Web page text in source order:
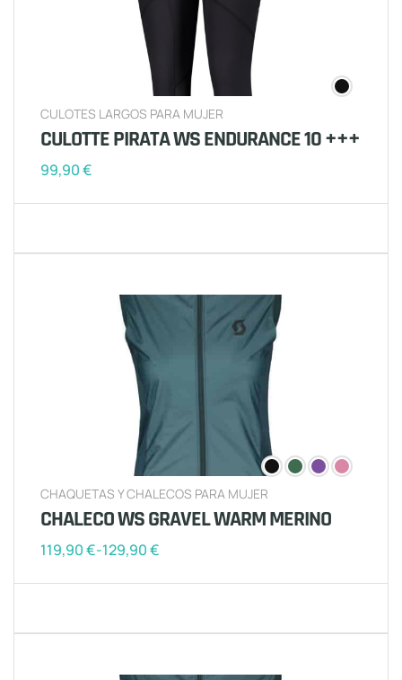
CULOTES LARGOS PARA MUJER
CULOTTE PIRATA WS ENDURANCE 10 +++
99,90€
CHAQUETAS Y CHALECOS PARA MUJER
CHALECO WS GRAVEL WARM MERINO
119,90€-129,90€